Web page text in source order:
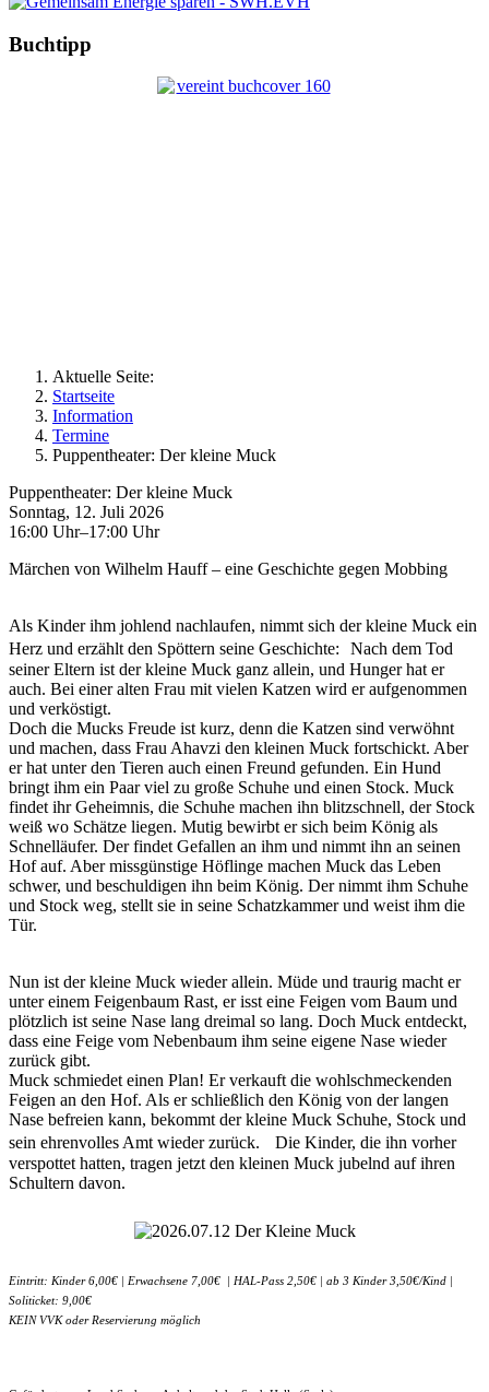
Buchtipp
Aktuelle Seite:
Startseite
Information
Termine
Puppentheater: Der kleine Muck
Puppentheater: Der kleine Muck
Sonntag, 12. Juli 2026
16:00 Uhr–17:00 Uhr
Märchen von Wilhelm Hauff – eine Geschichte gegen Mobbing
Als Kinder ihm johlend nachlaufen, nimmt sich der kleine Muck ein
Herz und erzählt den Spöttern seine Geschichte: Nach dem Tod
seiner Eltern ist der kleine Muck ganz allein, und Hunger hat er
auch. Bei einer alten Frau mit vielen Katzen wird er aufgenommen
und verköstigt.
Doch die Mucks Freude ist kurz, denn die Katzen sind verwöhnt
und machen, dass Frau Ahavzi den kleinen Muck fortschickt. Aber
er hat unter den Tieren auch einen Freund gefunden. Ein Hund
bringt ihm ein Paar viel zu große Schuhe und einen Stock. Muck
findet ihr Geheimnis, die Schuhe machen ihn blitzschnell, der Stock
weiß wo Schätze liegen. Mutig bewirbt er sich beim König als
Schnelläufer. Der findet Gefallen an ihm und nimmt ihn an seinen
Hof auf. Aber missgünstige Höflinge machen Muck das Leben
schwer, und beschuldigen ihn beim König. Der nimmt ihm Schuhe
und Stock weg, stellt sie in seine Schatzkammer und weist ihm die
Tür.
Nun ist der kleine Muck wieder allein. Müde und traurig macht er
unter einem Feigenbaum Rast, er isst eine Feigen vom Baum und
plötzlich ist seine Nase lang dreimal so lang. Doch Muck entdeckt,
dass eine Feige vom Nebenbaum ihm seine eigene Nase wieder
zurück gibt.
Muck schmiedet einen Plan! Er verkauft die wohlschmeckenden
Feigen an den Hof. Als er schließlich den König von der langen
Nase befreien kann, bekommt der kleine Muck Schuhe, Stock und
sein ehrenvolles Amt wieder zurück. Die Kinder, die ihn vorher
verspottet hatten, tragen jetzt den kleinen Muck jubelnd auf ihren
Schultern davon.
Eintritt: Kinder 6,00€ | Erwachsene 7,00€ | HAL-Pass 2,50€ | ab 3 Kinder 3,50€/Kind |
Soliticket: 9,00€
KEIN VVK oder Reservierung möglich